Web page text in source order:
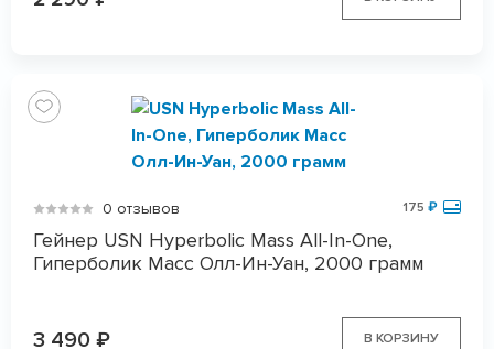
0 отзывов 175 ₽
Гейнер USN Hyperbolic Mass All-In-One,
Гиперболик Масс Олл-Ин-Уан, 2000 грамм
3 490 ₽ В КОРЗИНУ